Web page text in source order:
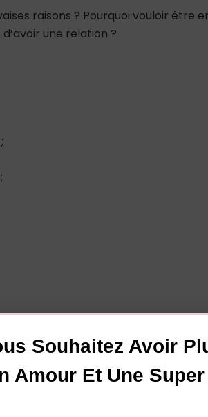
raisons ? Pourquoi vouloir être
une relation ?
Souhaitez Avoir
Amour Et Une